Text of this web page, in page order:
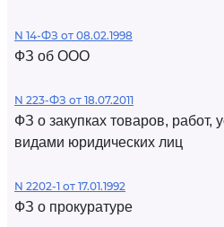
N 14-ФЗ от 08.02.1998
ФЗ об ООО
N 223-ФЗ от 18.07.2011
ФЗ о закупках товаров, работ,
видами юридических лиц
N 2202-1 от 17.01.1992
ФЗ о прокуратуре